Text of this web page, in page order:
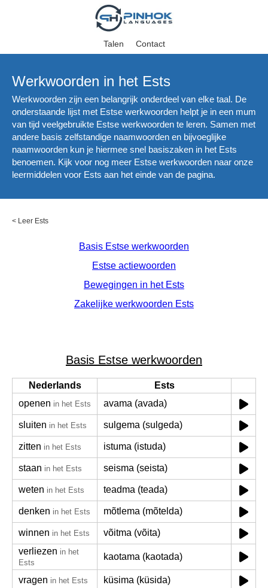
Talen Contact
Werkwoorden in het Ests
Werkwoorden zijn een belangrijk onderdeel van elke taal. De
onderstaande lijst met Estse werkwoorden helpt je in een mum
van tijd veelgebruikte Estse werkwoorden te leren. Samen met
andere basis zelfstandige naamwoorden en bijvoeglijke
naamwoorden kun je hiermee snel basiszaken in het Ests
benoemen. Kijk voor nog meer Estse werkwoorden naar onze
leermiddelen voor Ests aan het einde van de pagina.
< Leer Ests
Basis Estse werkwoorden
Estse actiewoorden
Bewegingen in het Ests
Zakelijke werkwoorden Ests
Basis Estse werkwoorden
Nederlands
Ests
openen in het Ests avama (avada)
sluiten in het Ests sulgema (sulgeda)
zitten in het Ests istuma (istuda)
staan in het Ests seisma (seista)
weten in het Ests teadma (teada)
denken in het Ests mõtlema (mõtelda)
winnen in het Ests
võitma (võita)
verliezen in het
Ests
kaotama (kaotada)
vragen in het Ests
küsima (küsida)